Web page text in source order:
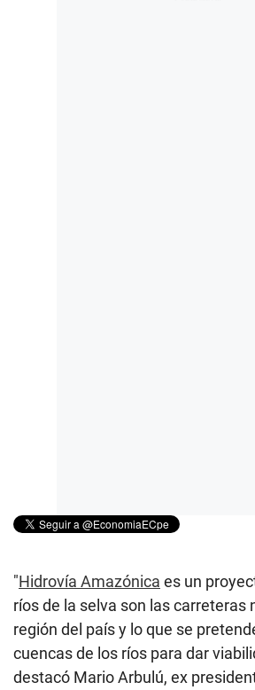
"Hidrovía Amazónica es un
ríos de la selva son las carreteras
región del país y lo que se
cuencas de los ríos para dar
destacó Mario Arbulú, ex